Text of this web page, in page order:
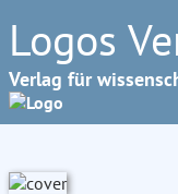
Logos
Verlag für